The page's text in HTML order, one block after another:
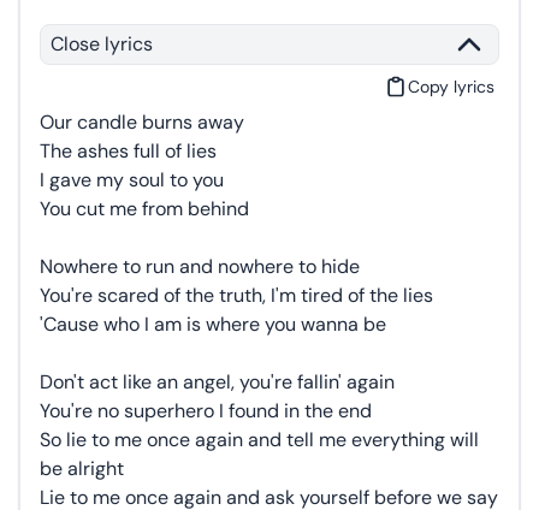
Close lyrics
Copy lyrics
Our candle burns away
The ashes full of lies
I gave my soul to you
You cut me from behind
Nowhere to run and nowhere to hide
You're scared of the truth, I'm tired of the lies
'Cause who I am is where you wanna be
Don't act like an angel, you're fallin' again
You're no superhero I found in the end
So lie to me once again and tell me everything will
be alright
Lie to me once again and ask yourself before we say